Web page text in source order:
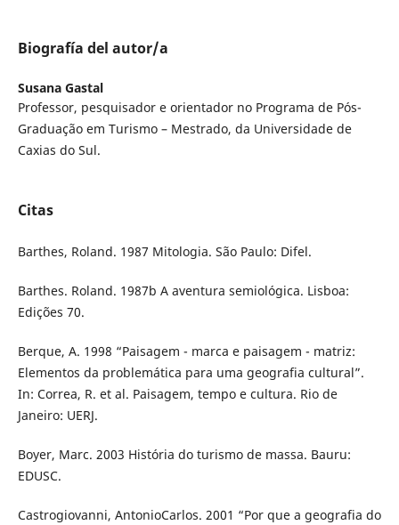
Biografía del autor/a
Susana Gastal
Professor, pesquisador e orientador no Programa de Pós-
Graduação em Turismo – Mestrado, da Universidade de
Caxias do Sul.
Citas
Barthes, Roland. 1987 Mitologia. São Paulo: Difel.
Barthes. Roland. 1987b A aventura semiológica. Lisboa:
Edições 70.
Berque, A. 1998 “Paisagem - marca e paisagem - matriz:
Elementos da problemática para uma geografia cultural”.
In: Correa, R. et al. Paisagem, tempo e cultura. Rio de
Janeiro: UERJ.
Boyer, Marc. 2003 História do turismo de massa. Bauru:
EDUSC.
Castrogiovanni, AntonioCarlos. 2001 “Por que a geografia do